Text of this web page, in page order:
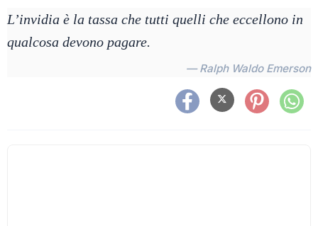
L’invidia è la tassa che tutti quelli che eccellono in
qualcosa devono pagare.
— Ralph Waldo Emerson